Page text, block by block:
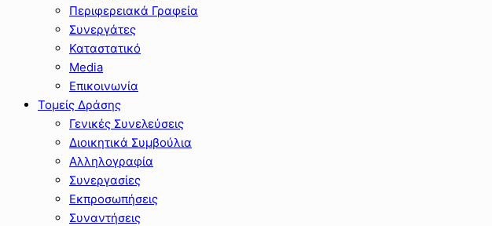
Περιφερειακά Γραφεία
Συνεργάτες
Καταστατικό
Media
Επικοινωνία
Τομείς Δράσης
Γενικές Συνελεύσεις
Διοικητικά Συμβούλια
Αλληλογραφία
Συνεργασίες
Εκπροσωπήσεις
Συναντήσεις